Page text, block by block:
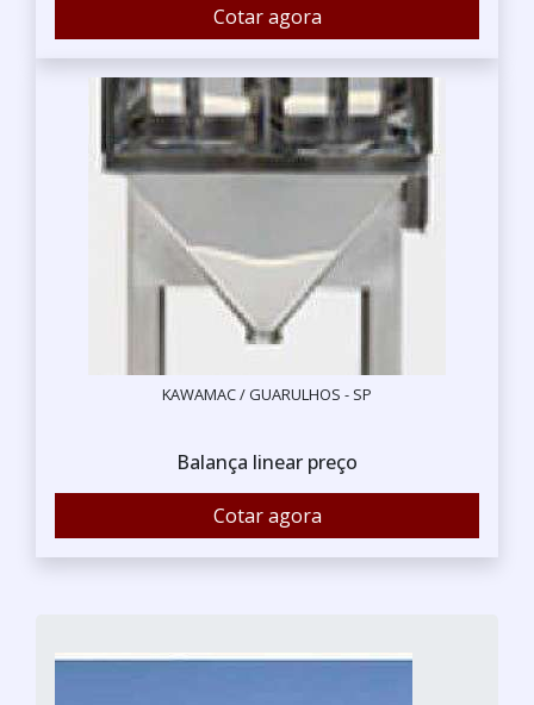
Cotar agora
KAWAMAC / GUARULHOS - SP
Balança linear preço
Cotar agora